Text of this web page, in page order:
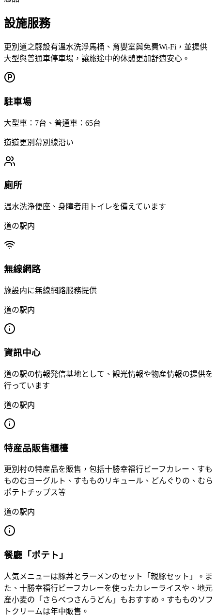
設施服務
更別道之驛設有溫水洗淨馬桶、育嬰室與免費Wi-Fi，並提供
大型與普通車停車場，讓旅途中的休憩更加舒適安心。
駐車場
大型車：7台、普通車：65台
道道更別幕別線沿い
廁所
温水洗浄便座、身障者用トイレを備えています
道の駅内
無線網路
施設内に無線網路服務提供
道の駅内
資訊中心
道の駅の情報発信基地として、観光情報や物産情報の提供を
行っています
道の駅内
特産品販售櫃檯
更別村の特産品を販售，包括十勝幸福行ビーフカレー、すも
ものむヨーグルト、すもものリキュール、どんぐりの、むら
ポテトチップス等
道の駅内
餐廳「ポテト」
人気メニューは豚丼とラーメンのセット「親豚セット」。ま
た、十勝幸福行ビーフカレーを使ったカレーライスや、地元
産小麦の「さらべつさんうどん」もおすすめ。すもものソフ
トクリームは年中販售。